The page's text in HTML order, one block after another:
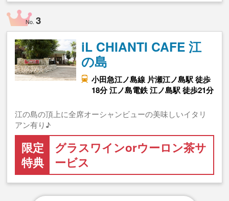
No.3
iL CHIANTI CAFE 江
の島
小田急江ノ島線 片瀬江ノ島駅 徒歩
18分 江ノ島電鉄 江ノ島駅 徒歩21分
江の島の頂上に全席オーシャンビューの美味しいイタリ
アン有り♪
限定
特典
グラスワインorウーロン茶サ
ービス